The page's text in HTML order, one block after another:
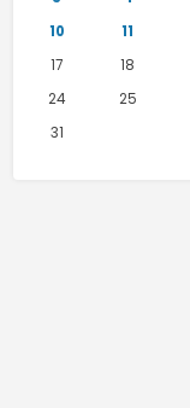
10
11
17
18
24
25
31